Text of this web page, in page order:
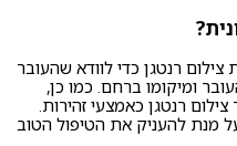
רנטגן כדי לוודא שהעובר
ומיקומו ברחם. כמו כן,
רנטגן כאמצעי זהירות.
מנת להעניק את הטיפול הטוב